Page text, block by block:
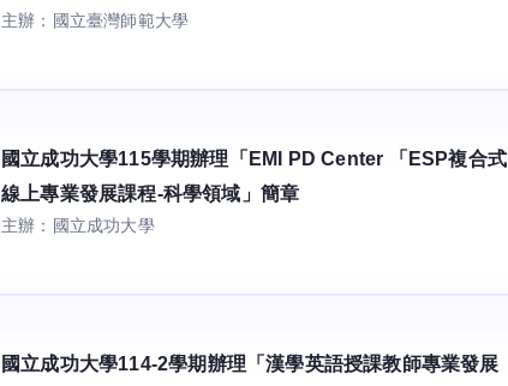
主辦：國立臺灣師範大學
國立成功大學115學期辦理「EMI PD Center 「ESP複合式
線上專業發展課程-科學領域」簡章
主辦：國立成功大學
國立成功大學114-2學期辦理「漢學英語授課教師專業發展